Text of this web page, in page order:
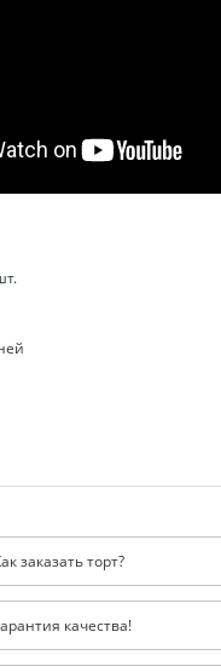
заказать торт?
качества!